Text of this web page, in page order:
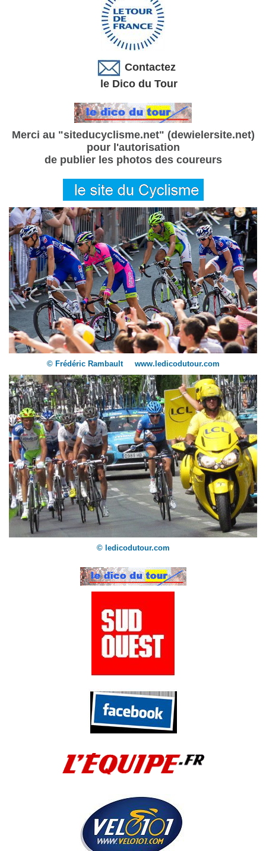
Contactez
le Dico du Tour
Merci au "siteducyclisme.net" (dewielersite.net)
pour l'autorisation
de publier les photos des coureurs
© Frédéric Rambault www.ledicodutour.com
© ledicodutour.com